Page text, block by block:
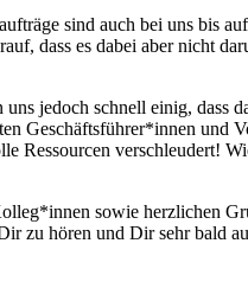
sind auch bei uns bis
dass es dabei aber nicht
jedoch schnell einig, dass
Geschäftsführer*innen und
Ressourcen verschleudert!
sowie herzlichen
zu hören und Dir sehr bald